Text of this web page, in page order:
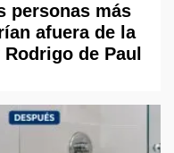
personas más
afuera de la
de Paul